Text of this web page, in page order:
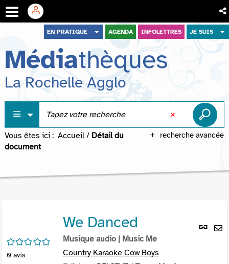
menu
contenu
recherche
EN PRATIQUE AGENDA INFOLETTRES JE SUIS
Médiathèques
La Rochelle Agglo
recherche avancée
Vous êtes ici : Accueil / Détail du
document
Lien
/5
0 avis
We Danced
Musique audio | Music Me
Country Karaoke Cow Boys